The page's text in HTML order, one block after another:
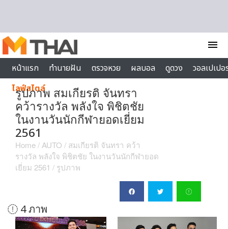
menu
หน้าแรก
ทำนายฝัน ตรวจหวย ผลบอล ดูดวง
วอลเปเป
ไลฟ์สไตล์
รูปภาพ สมเกียรติ จันทรา
คว้ารางวัล พลังใจ พิชิตชัย
ในงานวันนักกีฬายอดเยี่ยม
2561
Home/ AUTO / สมเกียรติ จันทรา คว้า
รางวัล พลังใจ พิชิตชัย ในงานวันนักกีฬายอด
เยี่ยม 2561 / รูปภาพ
4 ภาพ